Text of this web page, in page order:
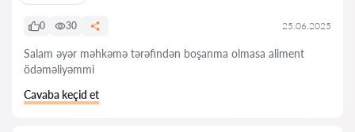
0 30 25.06.2025
Salam əyər məhkəmə tərəfindən boşanma olmasa aliment
ödəməliyəmmi
Cavaba keçid et